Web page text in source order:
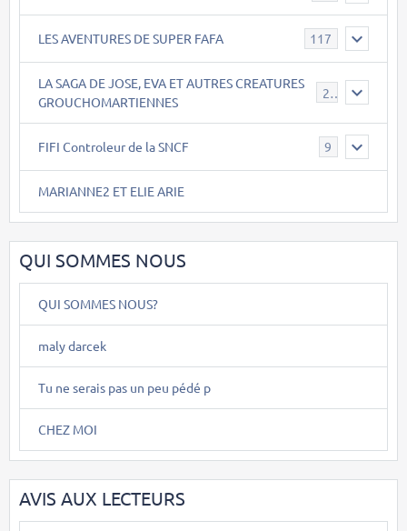
LES AVENTURES DE SUPER FAFA 117
LA SAGA DE JOSE, EVA ET AUTRES CREATURES
GROUCHOMARTIENNES
26
FIFI Controleur de la SNCF 9
MARIANNE2 ET ELIE ARIE
QUI SOMMES NOUS
QUI SOMMES NOUS?
maly darcek
Tu ne serais pas un peu pédé p
CHEZ MOI
AVIS AUX LECTEURS